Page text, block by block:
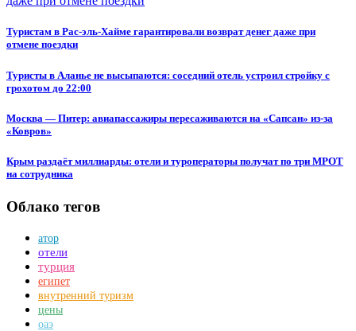
Туристам в Рас-эль-Хайме гарантировали возврат денег даже при
отмене поездки
Туристы в Аланье не высыпаются: соседний отель устроил стройку с
грохотом до 22:00
Москва — Питер: авиапассажиры пересаживаются на «Сапсан» из-за
«Ковров»
Крым раздаёт миллиарды: отели и туроператоры получат по три МРОТ
на сотрудника
Облако тегов
атор
отели
турция
египет
внутренний туризм
цены
оаэ